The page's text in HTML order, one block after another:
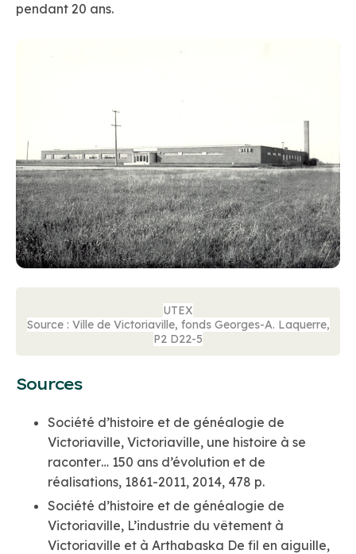
pendant 20 ans.
UTEX
Source : Ville de Victoriaville, fonds Georges-A. Laquerre,
P2 D22-5
Sources
Société d’histoire et de généalogie de
Victoriaville, Victoriaville, une histoire à se
raconter… 150 ans d’évolution et de
réalisations, 1861-2011, 2014, 478 p.
Société d’histoire et de généalogie de
Victoriaville, L’industrie du vêtement à
Victoriaville et à Arthabaska De fil en aiguille,